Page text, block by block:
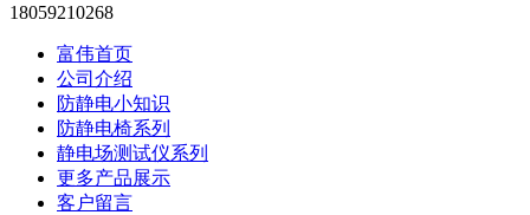
18059210268
富伟首页
公司介绍
防静电小知识
防静电椅系列
静电场测试仪系列
更多产品展示
客户留言